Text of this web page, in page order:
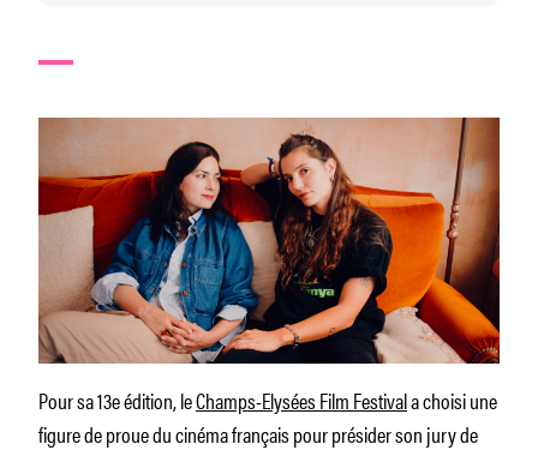
Pour sa 13e édition, leChamps-Elysées Film Festivala choisi une
figure de proue du cinéma français pour présider son jury de